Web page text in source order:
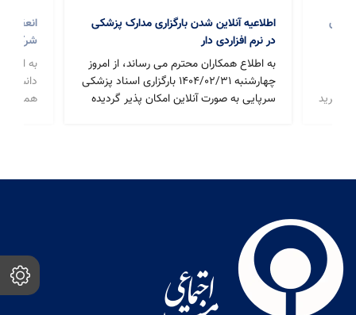
اطلاعیه آنلاین شدن بارگزاری مدارک پزشکی
در نرم افزاردی دار
به اطلاع همکاران محترم می رساند، از امروز
چهارشنبه 1404/02/31 بارگزاری اسناد پزشکی
سرپایی به صورت آنلاین امکان پذیر گردیده
انعقاد
شرکت
ارم)
به
همکاری
مدرن
خرید